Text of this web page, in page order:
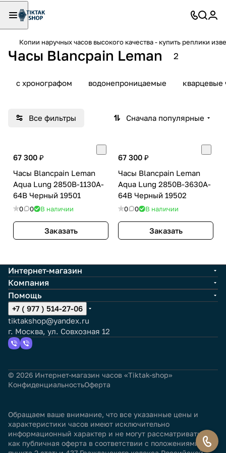
Копии наручных часов высокого качества - купить реплики
Часы Blancpain Leman 2
с хронографом водонепроницаемые кварцевые
Все фильтры Сначала популярные
67 300 ₽
Часы Blancpain Leman
Aqua Lung 2850B-1130A-
64B Черный 19501
0 0 В наличии
Заказать
67 300 ₽
Часы Blancpain Leman
Aqua Lung 2850B-3630A-
64B Черный 19502
0 0 В наличии
Заказать
Интернет-магазин
Компания
Помощь
+7 ( 977 ) 514-27-06
tiktakshop@yandex.ru
г. Москва, ул. Совхозная 12
© 2026 Интернет-магазин часов «Tiktak-shop»
КонфиденциальностьОферта
Обращаем ваше внимание, что все указанные цены и
характеристики часов имеют исключительно
информационный характер и не могут рассматриваться
как публичная оферта в соответствии с положениями